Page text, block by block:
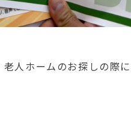
老人ホームのお探 しの際に